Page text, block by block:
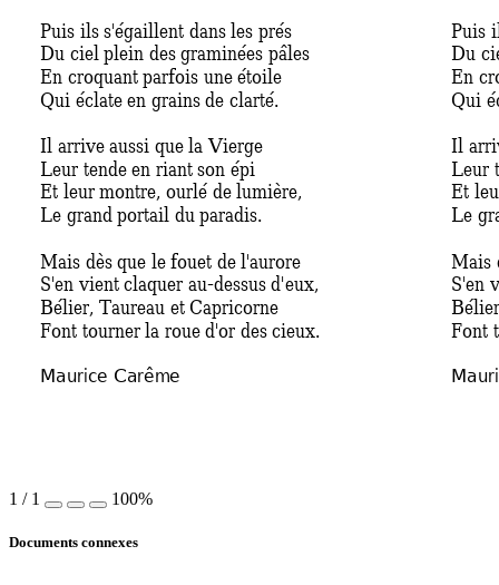
Puis ils s'égaillent dans les prés
Du ciel plein des graminées pâles
En croquant parfois une étoile
Qui éclate en grains de clarté.
Il arrive aussi que la Vierge
Leur tende en riant son épi
Et leur montre, ourlé de lumière,
Le grand portail du paradis.
Mais dès que le fouet de l'aurore
S'en vient claquer au-dessus d'eux,
Bélier, Taureau et Capricorne
Font tourner la roue d'or des cieux.
Maurice Carême
Puis
Du
En
Qui
Il
Leur
Et
Le
Mais
S'en
Font
1 / 1 100%
Documents connexes